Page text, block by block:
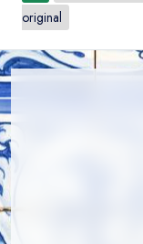
original